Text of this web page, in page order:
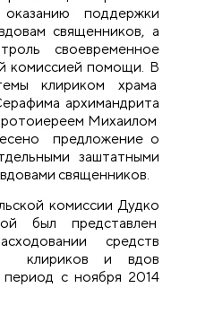
поддержки
священников, а
своевременное
комиссией помощи. В
клириком храма
архимандрита
Михаилом
предложение о
заштатными
священников.
комиссии Дудко
был представлен
средств
клириков и вдов
период с ноября 2014